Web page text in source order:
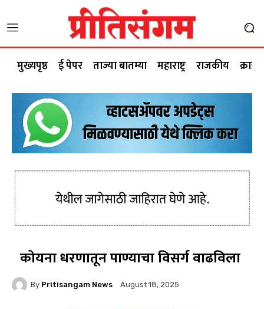
मुख्यपृष्ठ ई पेपर ताज्या बातम्या महाराष्ट्र राजकीय क्राईम
कोयना धरणातून पाण्याचा विसर्ग वाढविला
By Pritisangam News August 18, 2025